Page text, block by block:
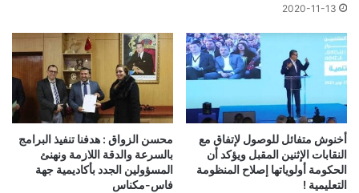
2020-11-13
أخنوش متفائل للوصول لإتفاق مع
النقابات الإثنين المقبل ويؤكد أن
الحكومة أولوياتها إصلاح المنظومة
التعليمية !
محسن الزواق : هدفنا تنفيذ البرامج
بالسرعة والدقة اللازمة ونهنئ
المسؤولين الجدد بأكاديمية جهة
فاس-مكناس